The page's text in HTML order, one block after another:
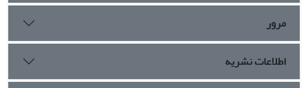
مرور
اطلاعات نشریه